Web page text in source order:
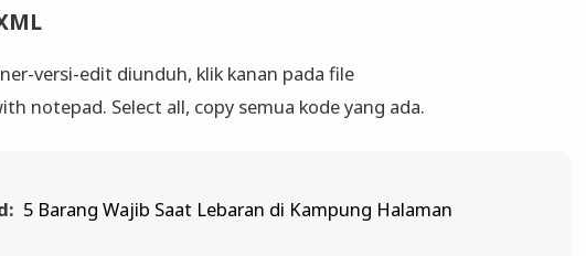
versi-edit diunduh, klik kanan pada file
notepad. Select all, copy semua kode yang ada.
5 Barang Wajib Saat Lebaran di Kampung Halaman